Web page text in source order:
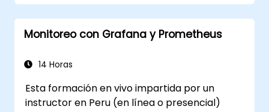
Monitoreo con Grafana y Prometheus
14 Horas
Esta formación en vivo impartida por un
instructor en Peru (en línea o presencial)